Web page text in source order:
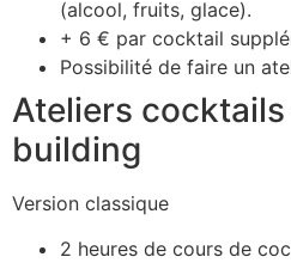
(alcool, fruits, glace).
+ 6 € par cocktail
Possibilité de faire un
Ateliers cocktails
building
Version classique
2 heures de cours de